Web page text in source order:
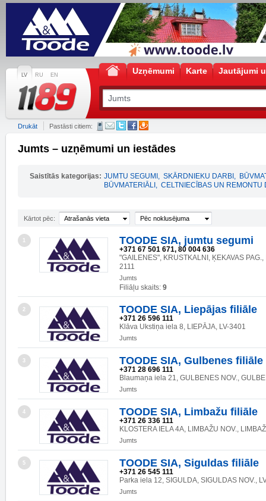
LV RU EN Uzņēmumi Karte Jautājumi
Drukāt Pastāsti citiem:
Jumts – uzņēmumi un iestādes
Saistītās kategorijas: JUMTU SEGUMI , SKĀRDNIEKU DARBI ,
BŪVMATERIĀLI , CELTNIECĪBAS UN REMONTU
Kārtot pēc: Atrašanās vieta Pēc noklusējuma
1 TOODE SIA, jumtu segumi
+371 67 501 671, 80 004 636
"GAILENES", KRUSTKALNI, ĶEKAVAS PAG.,
2111
Jumts
Filiāļu skaits: 9
2 TOODE SIA, Liepājas filiāle
+371 26 596 111
Klāva Ukstiņa iela 8, LIEPĀJA, LV-3401
Jumts
3 TOODE SIA, Gulbenes filiāle
+371 28 696 111
Blaumaņa iela 21, GULBENES NOV.,
Jumts
4 TOODE SIA, Limbažu filiāle
+371 26 336 111
KLOSTERA IELA 4A, LIMBAŽU NOV.,
Jumts
5 TOODE SIA, Siguldas filiāle
+371 26 545 111
Parka iela 12, SIGULDA, SIGULDAS NOV.,
Jumts